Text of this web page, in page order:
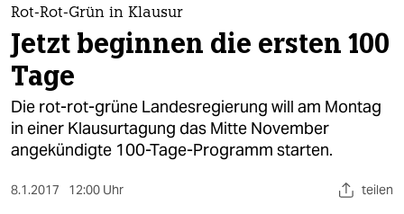
themen
politik
öko
gesellschaft
Rot-Rot-Grün in Klausur
Jetzt beginnen die ersten 100
Tage
Die rot-rot-grüne Landesregierung will am Montag
in einer Klausurtagung das Mitte November
angekündigte 100-Tage-Programm starten.
8.1.2017 12:00 Uhr teilen